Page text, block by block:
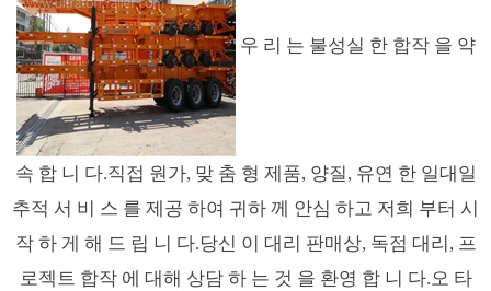
우 리 는 불성실 한 합작 을 약
속 합 니 다.직접 원가, 맞 춤 형 제품, 양질, 유연 한 일대일
추적 서 비 스 를 제공 하여 귀하 께 안심 하고 저희 부터 시
작 하 게 해 드 립 니 다.당신 이 대리 판매상, 독점 대리, 프
로젝트 합작 에 대해 상담 하 는 것 을 환영 합 니 다.오 타